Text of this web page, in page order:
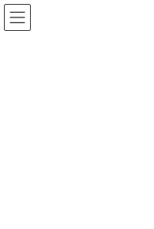
コ
ン
ナ
ビ